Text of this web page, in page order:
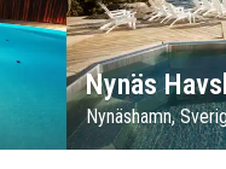
Nynäs
Nynäshamn,